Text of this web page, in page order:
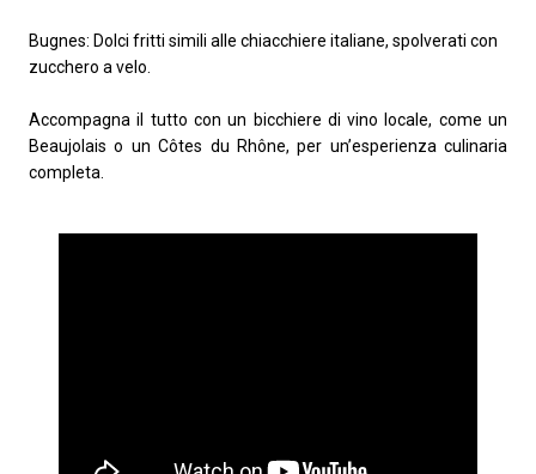
Bugnes: Dolci fritti simili alle chiacchiere italiane, spolverati con
zucchero a velo.
Accompagna il tutto con un bicchiere di vino locale, come un
Beaujolais o un Côtes du Rhône, per un’esperienza culinaria
completa.